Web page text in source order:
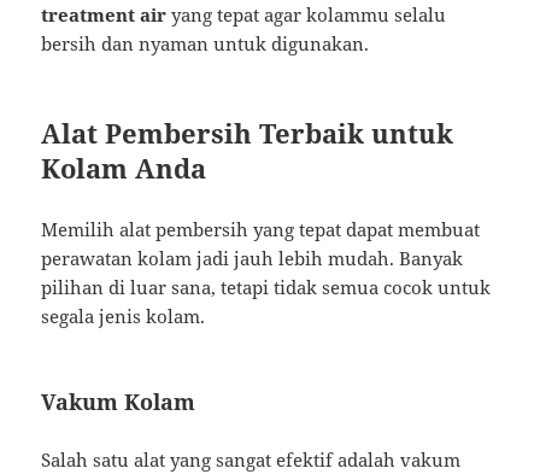
treatment air yang tepat agar kolammu selalu
bersih dan nyaman untuk digunakan.
Alat Pembersih Terbaik untuk
Kolam Anda
Memilih alat pembersih yang tepat dapat membuat
perawatan kolam jadi jauh lebih mudah. Banyak
pilihan di luar sana, tetapi tidak semua cocok untuk
segala jenis kolam.
Vakum Kolam
Salah satu alat yang sangat efektif adalah vakum